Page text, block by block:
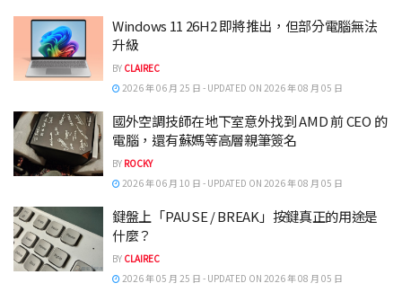
Windows 11 26H2 即將推出，但部分電腦無法
升級
BY CLAIREC
2026 年 06 月 25 日 - UPDATED ON 2026 年 08 月 05 日
國外空調技師在地下室意外找到 AMD 前 CEO 的
電腦，還有蘇媽等高層親筆簽名
BY ROCKY
2026 年 06 月 10 日 - UPDATED ON 2026 年 08 月 05 日
鍵盤上「PAUSE / BREAK」按鍵真正的用途是
什麼？
BY CLAIREC
2026 年 05 月 25 日 - UPDATED ON 2026 年 08 月 05 日